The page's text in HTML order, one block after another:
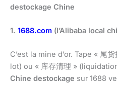
destockage Chine
1. 1688.com (l’Alibaba local
C’est la mine d’or. Tape « 尾
lot) ou « 库存清理 »
Chine destockage sur 1688